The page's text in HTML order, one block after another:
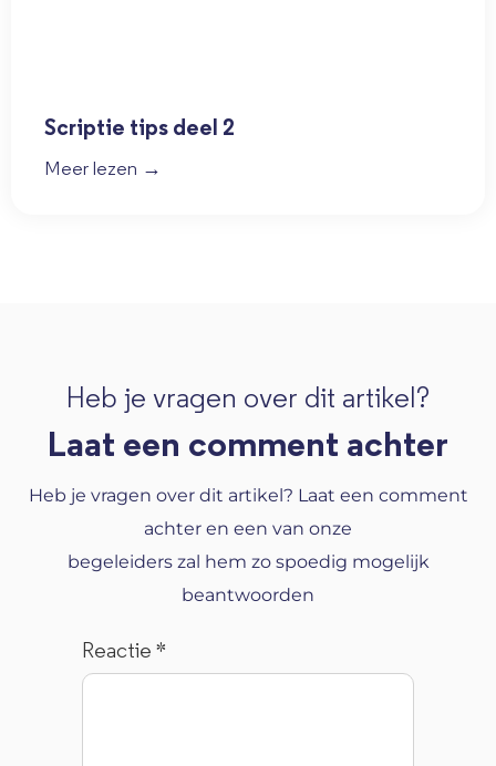
Scriptie tips deel 2
Meer lezen →
Heb je vragen over dit artikel?
Laat een comment achter
Heb je vragen over dit artikel? Laat een comment
achter en een van onze
begeleiders zal hem zo spoedig mogelijk
beantwoorden
Reactie*